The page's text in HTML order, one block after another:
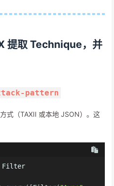
提取 Technique，并
pattern
式（TAXII 或本地 JSON）。这
Filter